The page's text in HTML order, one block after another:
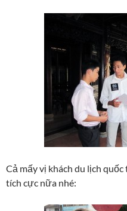
Cả mấy vị khách du lịch
tích cực nữa nhé: